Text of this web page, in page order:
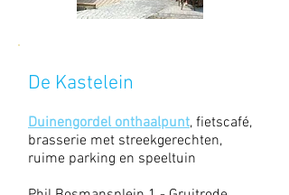
De Kastelein
Duinengordel onthaalpunt, fietscafé,
brasserie met streekgerechten,
ruime parking en speeltuin